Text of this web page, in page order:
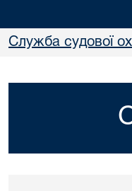
Служба судової